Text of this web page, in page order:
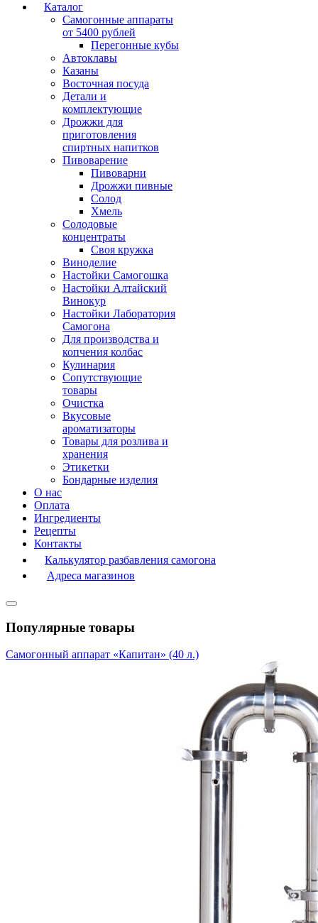
Каталог
Самогонные аппараты
от 5400 рублей
Перегонные кубы
Автоклавы
Казаны
Восточная посуда
Детали и
комплектующие
Дрожжи для
приготовления
спиртных напитков
Пивоварение
Пивоварни
Дрожжи пивные
Солод
Хмель
Солодовые
концентраты
Своя кружка
Виноделие
Настойки Самогошка
Настойки Алтайский
Винокур
Настойки Лаборатория
Самогона
Для производства и
копчения колбас
Кулинария
Сопутствующие
товары
Очистка
Вкусовые
ароматизаторы
Товары для розлива и
хранения
Этикетки
Бондарные изделия
О нас
Оплата
Ингредиенты
Рецепты
Контакты
Калькулятор разбавления самогона
Адреса магазинов
Популярные товары
Самогонный аппарат «Капитан» (40 л.)